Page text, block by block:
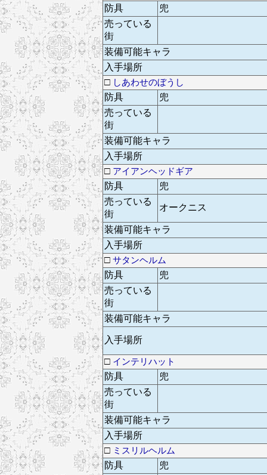
防具
兜
売っている
街
装備可能キャラ
入手場所
□ しあわせのぼうし
防具
兜
売っている
街
装備可能キャラ
入手場所
□ アイアンヘッドギア
防具
兜
売っている
街
オークニス
装備可能キャラ
入手場所
□ サタンヘルム
防具
兜
売っている
街
装備可能キャラ
入手場所
□ インテリハット
防具
兜
売っている
街
装備可能キャラ
入手場所
□ ミスリルヘルム
防具
兜